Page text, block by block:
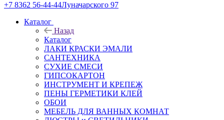
+7 8362 56-44-44Луначарского 97
Каталог
Назад
Каталог
ЛАКИ КРАСКИ ЭМАЛИ
САНТЕХНИКА
СУХИЕ СМЕСИ
ГИПСОКАРТОН
ИНСТРУМЕНТ И КРЕПЕЖ
ПЕНЫ ГЕРМЕТИКИ КЛЕЙ
ОБОИ
МЕБЕЛЬ ДЛЯ ВАННЫХ КОМНАТ